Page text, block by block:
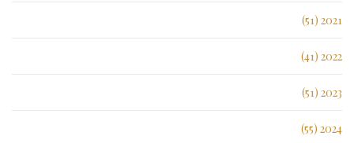
2021 (51)
2022 (41)
2023 (51)
2024 (55)